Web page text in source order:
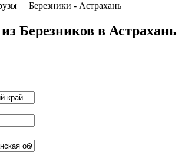
Березники - Астрахань
Березников в Астрахань